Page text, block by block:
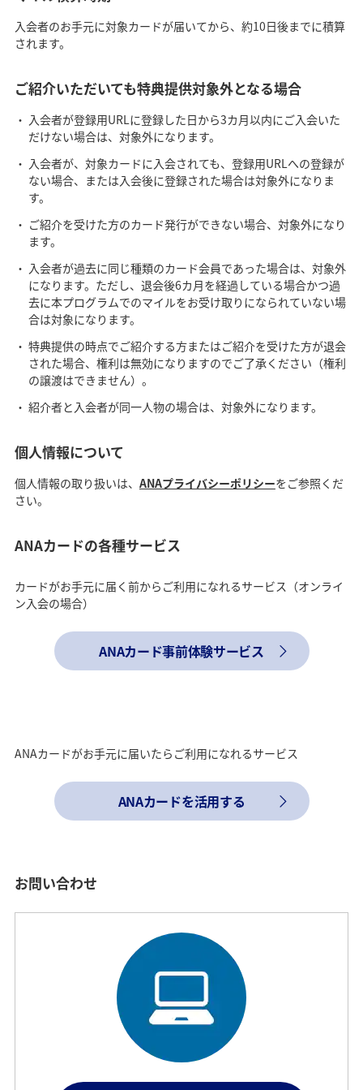
入会者のお手元に対象カードが届いてから、約10日後までに積算
されます。
ご紹介いただいても特典提供対象外となる場合
入会者が登録用URLに登録した日から3カ月以内にご入会いた
だけない場合は、対象外になります。
入会者が、対象カードに入会されても、登録用URLへの登録が
ない場合、または入会後に登録された場合は対象外になりま
す。
ご紹介を受けた方のカード発行ができない場合、対象外になり
ます。
入会者が過去に同じ種類のカード会員であった場合は、対象外
になります。ただし、退会後6カ月を経過している場合かつ過
去に本プログラムでのマイルをお受け取りになられていない場
合は対象になります。
特典提供の時点でご紹介する方またはご紹介を受けた方が退会
された場合、権利は無効になりますのでご了承ください（権利
の譲渡はできません）。
紹介者と入会者が同一人物の場合は、対象外になります。
個人情報について
個人情報の取り扱いは、 ANAプライバシーポリシーをご参照くだ
さい。
ANAカードの各種サービス
カードがお手元に届く前からご利用になれるサービス（オンライ
ン入会の場合）
ANAカード事前体験サービス
ANAカードがお手元に届いたらご利用になれるサービス
ANAカードを活用する
お問い合わせ